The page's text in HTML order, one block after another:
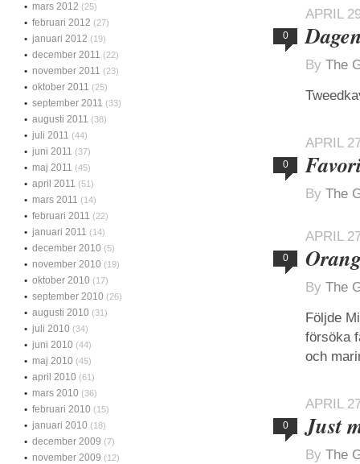
APRIL
0
By The
APRIL
0
By The
APRIL
0
By The
Följde
försöka
och
APRIL
0 Just
By The
mars 2012 (25)
februari 2012 (27)
januari 2012 (19)
december 2011 (22)
november 2011 (23)
oktober 2011 (25)
september 2011 (33)
augusti 2011 (38)
juli 2011 (44)
juni 2011 (37)
maj 2011 (45)
april 2011 (51)
mars 2011 (14)
februari 2011 (22)
januari 2011 (14)
december 2010 (5)
november 2010 (19)
oktober 2010 (17)
september 2010 (26)
augusti 2010 (31)
juli 2010 (34)
juni 2010 (44)
maj 2010 (45)
april 2010 (61)
mars 2010 (36)
februari 2010 (15)
januari 2010 (18)
december 2009 (7)
november 2009 (12)